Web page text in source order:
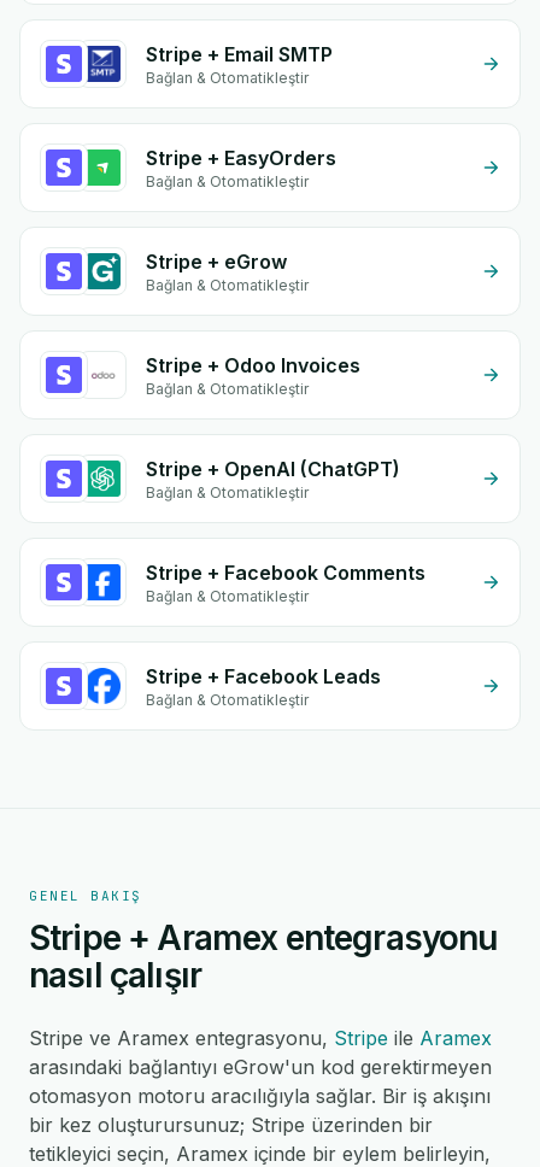
Stripe + Email SMTP
Bağlan & Otomatikleştir
Stripe + EasyOrders
Bağlan & Otomatikleştir
Stripe + eGrow
Bağlan & Otomatikleştir
Stripe + Odoo Invoices
Bağlan & Otomatikleştir
Stripe + OpenAI (ChatGPT)
Bağlan & Otomatikleştir
Stripe + Facebook Comments
Bağlan & Otomatikleştir
Stripe + Facebook Leads
Bağlan & Otomatikleştir
GENEL BAKIŞ
Stripe + Aramex entegrasyonu
nasıl çalışır
Stripe ve Aramex entegrasyonu, Stripe ile Aramex
arasındaki bağlantıyı eGrow'un kod gerektirmeyen
otomasyon motoru aracılığıyla sağlar. Bir iş akışını
bir kez oluşturursunuz; Stripe üzerinden bir
tetikleyici seçin, Aramex içinde bir eylem belirleyin,